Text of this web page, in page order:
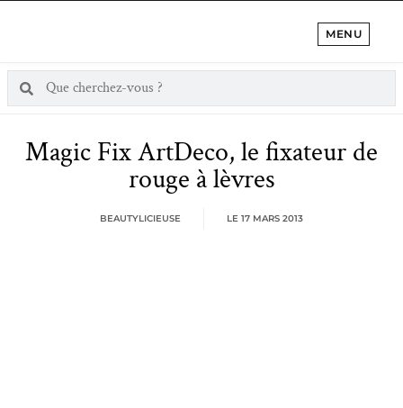
MENU
Magic Fix ArtDeco, le fixateur de
rouge à lèvres
BEAUTYLICIEUSE LE 17 MARS 2013